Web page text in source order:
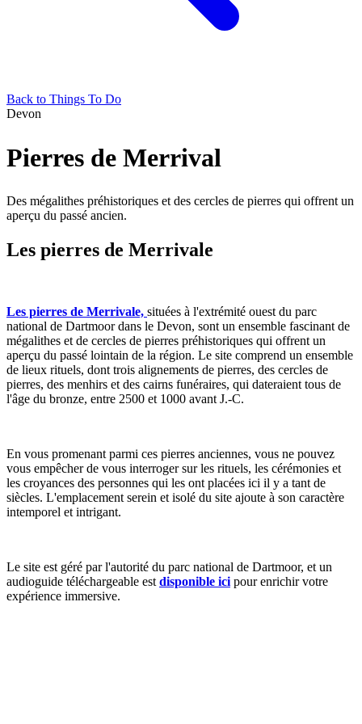
Back to Things To Do
Devon
Pierres de Merrival
Des mégalithes préhistoriques et des cercles de pierres qui offrent un
aperçu du passé ancien.
Les pierres de Merrivale
Les pierres de Merrivale, situées à l'extrémité ouest du parc
national de Dartmoor dans le Devon, sont un ensemble fascinant de
mégalithes et de cercles de pierres préhistoriques qui offrent un
aperçu du passé lointain de la région. Le site comprend un ensemble
de lieux rituels, dont trois alignements de pierres, des cercles de
pierres, des menhirs et des cairns funéraires, qui dateraient tous de
l'âge du bronze, entre 2500 et 1000 avant J.-C.
En vous promenant parmi ces pierres anciennes, vous ne pouvez
vous empêcher de vous interroger sur les rituels, les cérémonies et
les croyances des personnes qui les ont placées ici il y a tant de
siècles. L'emplacement serein et isolé du site ajoute à son caractère
intemporel et intrigant.
Le site est géré par l'autorité du parc national de Dartmoor, et un
audioguide téléchargeable est disponible ici pour enrichir votre
expérience immersive.